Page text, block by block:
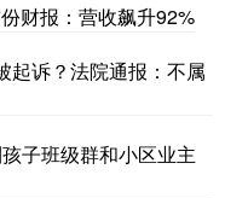
财报：营收飙升92%
起诉？法院通报：不属
子班级群和小区业主